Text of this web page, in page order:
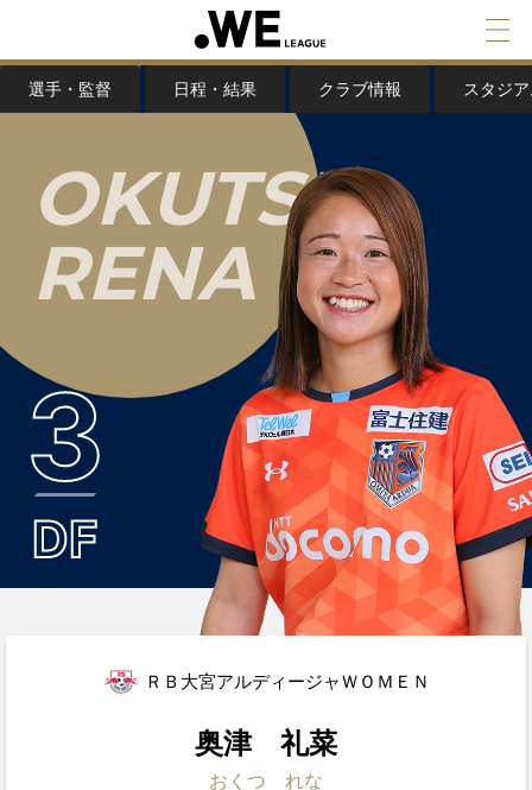
選手・監督 日程・結果 クラブ情報 スタジ
OKUTSU
RENA
3
DF
ＲＢ大宮アルディージャＷＯＭＥＮ
奥津 礼菜
おくつ れな